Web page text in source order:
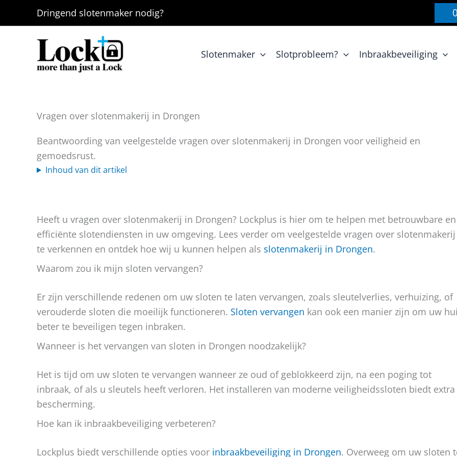
Dringend slotenmaker nodig?
Slotenmaker Slotprobleem? Inbraakbeveiliging
Vragen over slotenmakerij in Drongen
Beantwoording van veelgestelde vragen over slotenmakerij in Drongen voor veiligheid en
gemoedsrust.
Inhoud van dit artikel
Heeft u vragen over slotenmakerij in Drongen? Lockplus is hier om te helpen met betrouwbare en
efficiënte slotendiensten in uw omgeving. Lees verder om veelgestelde vragen over slotenmakerij
te verkennen en ontdek hoe wij u kunnen helpen als slotenmakerij in Drongen.
Waarom zou ik mijn sloten vervangen?
Er zijn verschillende redenen om uw sloten te laten vervangen, zoals sleutelverlies, verhuizing, of
verouderde sloten die moeilijk functioneren. Sloten vervangen kan ook een manier zijn om uw
beter te beveiligen tegen inbraken.
Wanneer is het vervangen van sloten in Drongen noodzakelijk?
Het is tijd om uw sloten te vervangen wanneer ze oud of geblokkeerd zijn, na een poging tot
inbraak, of als u sleutels heeft verloren. Het installeren van moderne veiligheidssloten biedt extra
bescherming.
Hoe kan ik inbraakbeveiliging verbeteren?
Lockplus biedt verschillende opties voor inbraakbeveiliging in Drongen. Overweeg om uw sloten